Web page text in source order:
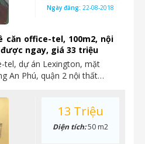
căn office-tel, 100m2, nội
ngay, giá 33 triệu
tel, dự án Lexington, mặt
An Phú, quận 2 nội thất…
Ngày đăng: 22-08-2018
13 Triệu
Diện tích:50 m2